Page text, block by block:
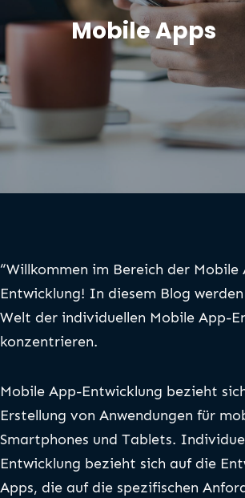
Mobile Apps
“Willkommen im Bereich der Mobile
Entwicklung! In diesem Blog
Welt der individuellen Mobile App-
konzentrieren.
Mobile App-Entwicklung bezieht
Erstellung von Anwendungen für
Smartphones und Tablets.
Entwicklung bezieht sich auf die
Apps, die auf die spezifischen